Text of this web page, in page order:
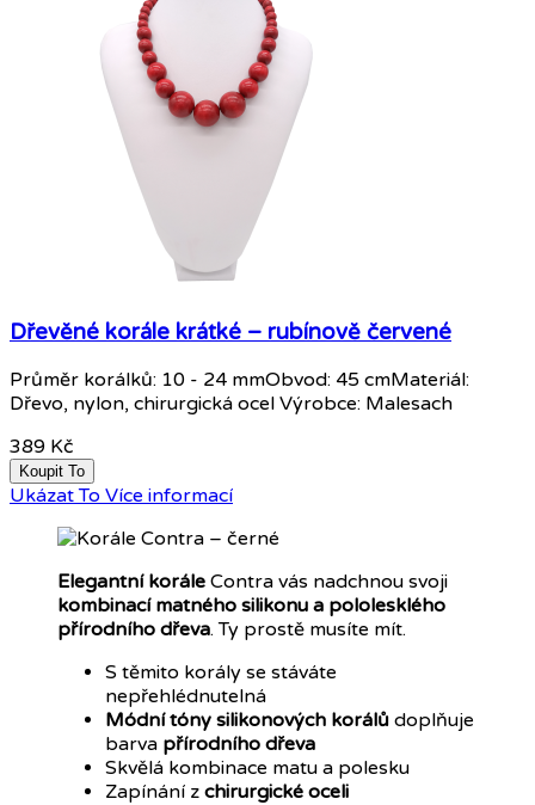
Dřevěné korále krátké – rubínově červené
Průměr korálků: 10 - 24 mmObvod: 45 cmMateriál:
Dřevo, nylon, chirurgická ocel Výrobce: Malesach
389 Kč
Koupit To
Ukázat To Více informací
Elegantní korále Contra vás nadchnou svoji
kombinací matného silikonu a pololesklého
přírodního dřeva. Ty prostě musíte mít.
S těmito korály se stáváte
nepřehlédnutelná
Módní tóny silikonových korálů doplňuje
barva přírodního dřeva
Skvělá kombinace matu a polesku
Zapínání z chirurgické oceli